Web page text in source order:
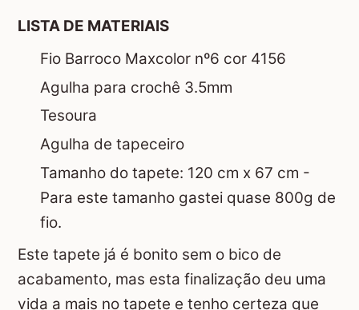
LISTA DE MATERIAIS
Fio Barroco Maxcolor nº6 cor 4156
Agulha para crochê 3.5mm
Tesoura
Agulha de tapeceiro
Tamanho do tapete: 120 cm x 67 cm -
Para este tamanho gastei quase 800g de
fio.
Este tapete já é bonito sem o bico de
acabamento, mas esta finalização deu uma
vida a mais no tapete e tenho certeza que